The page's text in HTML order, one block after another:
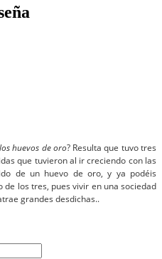
huevos de oro? Resulta que tuvo tres
que tuvieron al ir creciendo con las
de un huevo de oro, y ya podéis
los tres, pues vivir en una sociedad
grandes desdichas..